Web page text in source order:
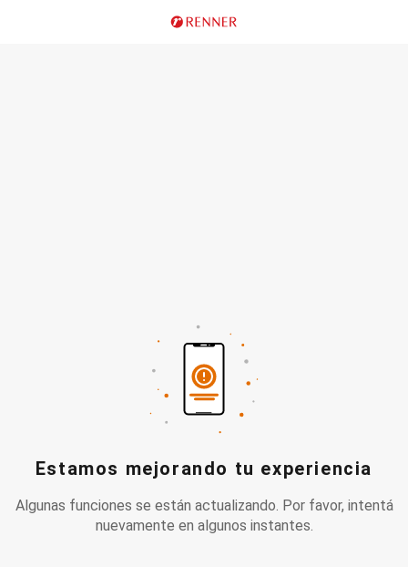
Estamos mejorando tu experiencia
Algunas funciones se están actualizando. Por favor, intentá
nuevamente en algunos instantes.